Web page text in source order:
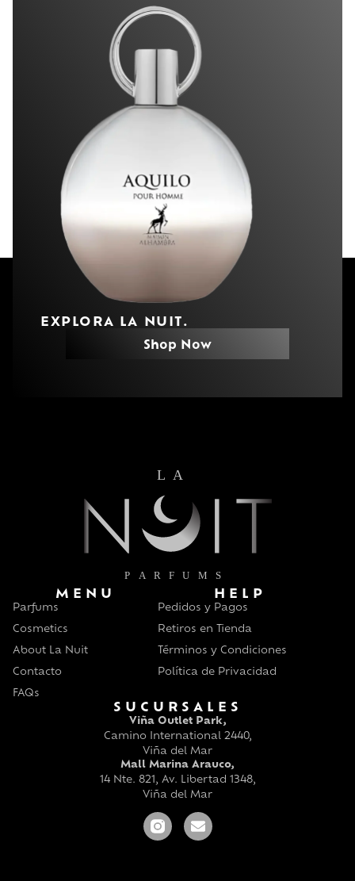
EXPLORA LA NUIT.
Shop Now
MENU
Parfums
Cosmetics
About La Nuit
Contacto
FAQs
HELP
Pedidos y Pagos
Retiros en Tienda
Términos y Condiciones
Política de Privacidad
SUCURSALES
Viña Outlet Park,
Camino International 2440,
Viña del Mar
Mall Marina Arauco,
14 Nte. 821, Av. Libertad 1348,
Viña del Mar